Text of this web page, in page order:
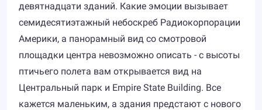
девятнадцати зданий. Какие эмоции вызывает
семидесятиэтажный небоскреб Радиокорпорации
Америки, а панорамный вид со смотровой
площадки центра невозможно описать - с высоты
птичьего полета вам открывается вид на
Центральный парк и Empire State Building. Все
кажется маленьким, а здания предстают с нового